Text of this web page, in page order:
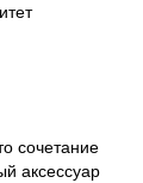
сочетание
аксессуар